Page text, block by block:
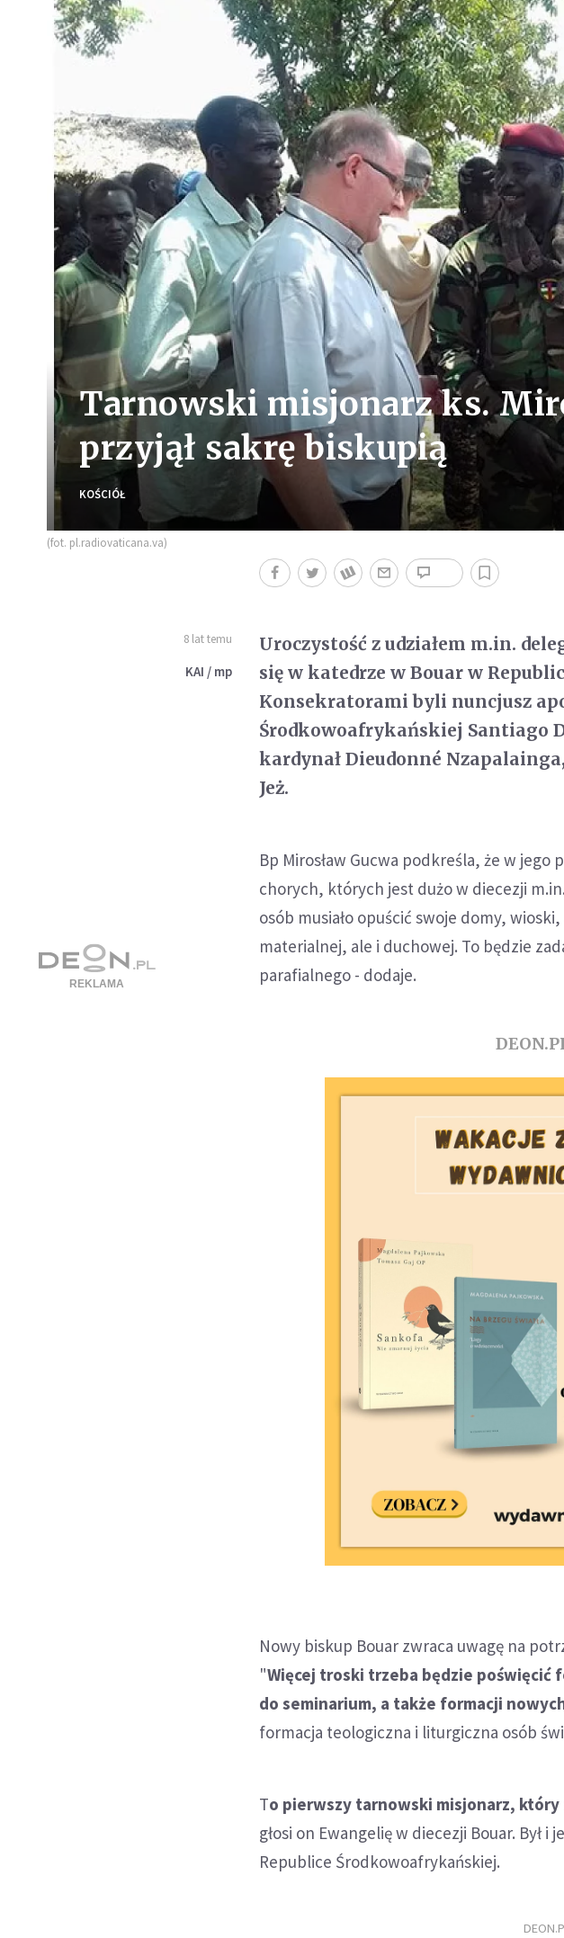
Tarnowski misjonarz ks.
przyjął sakrę biskupią
KOŚCIÓŁ
(fot. pl.radiovaticana.va)
8 lat temu
KAI / mp
Uroczystość z udziałem m.in.
się w katedrze w Bouar w
Konsekratorami byli nuncjusz
Środkowoafrykańskiej Santiago
kardynał Dieudonné
Jeż.
Bp Mirosław Gucwa podkreśla, że w
chorych, których jest dużo w diecezji
osób musiało opuścić swoje domy,
materialnej, ale i duchowej. To będzie
parafialnego - dodaje.
Nowy biskup Bouar zwraca uwagę na
"Więcej troski trzeba będzie poświęcić
do seminarium, a także formacji
formacja teologiczna i liturgiczna osób
To pierwszy tarnowski misjonarz, który
głosi on Ewangelię w diecezji Bouar. Był
Republice Środkowoafrykańskiej.